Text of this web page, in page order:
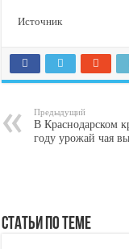
Источник
Предыдущий
В Краснодарском
году урожай чая
Статьи по Теме